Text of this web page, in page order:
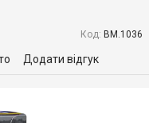
Код: BM.1036
Додати відгук